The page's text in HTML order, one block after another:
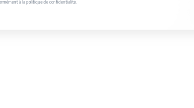
à la politique de confidentialité.